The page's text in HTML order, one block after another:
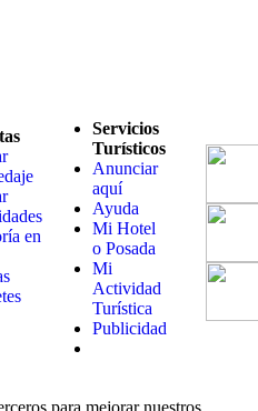
en
Servicios
Turísticos
Anunciar
aquí
Ayuda
Mi Hotel
o Posada
Mi
Actividad
Turística
Publicidad
para mejorar nuestros